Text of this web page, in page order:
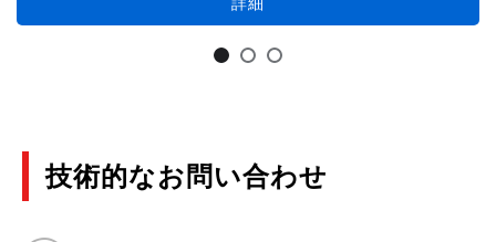
技術的なお問い合わせ